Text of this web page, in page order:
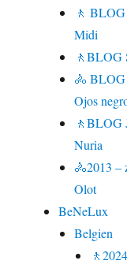
🚶
Midi
🚶BLOG
🚴 BLOG
Ojos
🚶BLOG
Nuria
🚴2013 –
Olot
BeNeLux
Belgien